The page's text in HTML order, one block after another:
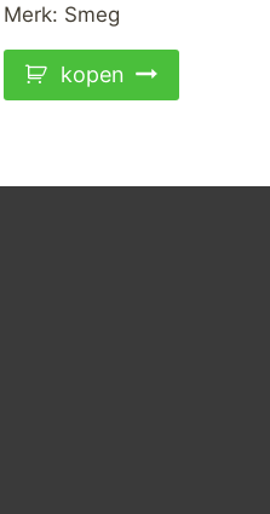
Merk: Smeg
kopen